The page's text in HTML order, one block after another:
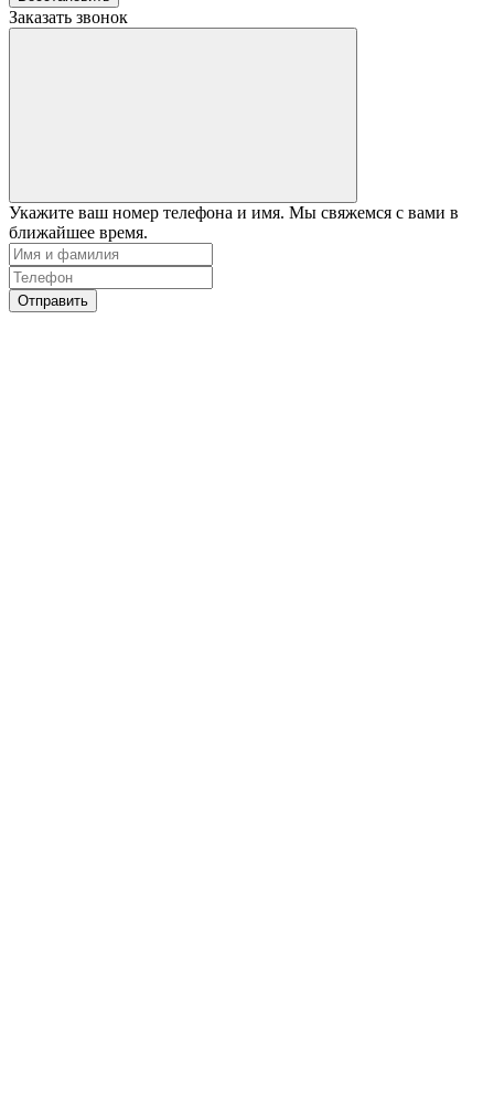
Заказать звонок
Укажите ваш номер телефона и имя. Мы свяжемся с вами в
ближайшее время.
Отправить